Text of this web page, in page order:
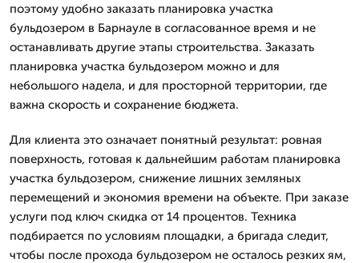
поэтому удобно заказать планировка участка
бульдозером в Барнауле в согласованное время и не
останавливать другие этапы строительства. Заказать
планировка участка бульдозером можно и для
небольшого надела, и для просторной территории, где
важна скорость и сохранение бюджета.
Для клиента это означает понятный результат: ровная
поверхность, готовая к дальнейшим работам планировка
участка бульдозером, снижение лишних земляных
перемещений и экономия времени на объекте. При заказе
услуги под ключ скидка от 14 процентов. Техника
подбирается по условиям площадки, а бригада следит,
чтобы после прохода бульдозером не осталось резких ям,